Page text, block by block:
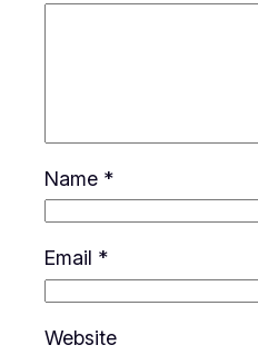
Name *
Email *
Website